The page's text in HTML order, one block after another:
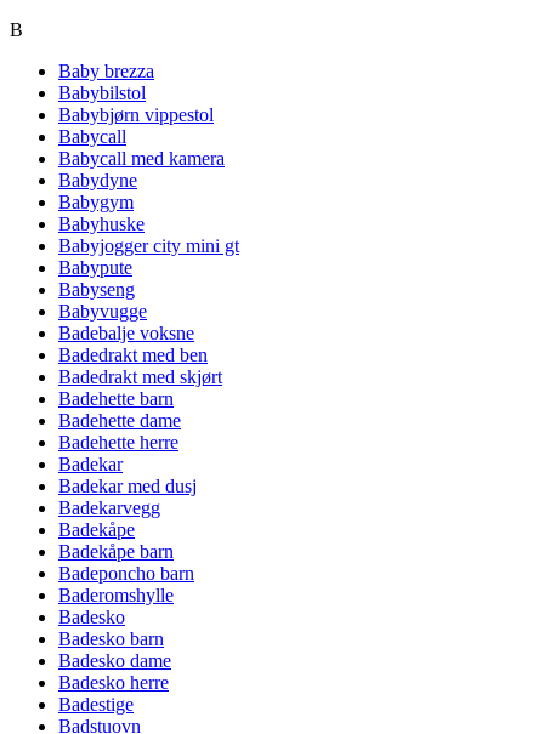
B
Baby brezza
Babybilstol
Babybjørn vippestol
Babycall
Babycall med kamera
Babydyne
Babygym
Babyhuske
Babyjogger city mini gt
Babypute
Babyseng
Babyvugge
Badebalje voksne
Badedrakt med ben
Badedrakt med skjørt
Badehette barn
Badehette dame
Badehette herre
Badekar
Badekar med dusj
Badekarvegg
Badekåpe
Badekåpe barn
Badeponcho barn
Baderomshylle
Badesko
Badesko barn
Badesko dame
Badesko herre
Badestige
Badstuovn